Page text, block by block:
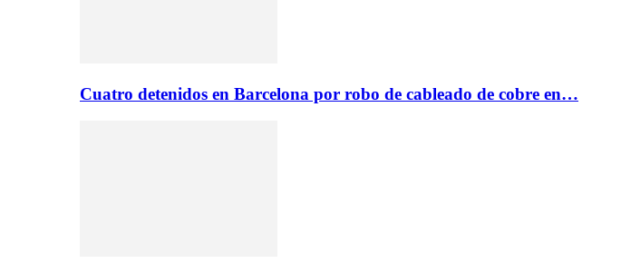
Cuatro detenidos en Barcelona por robo de cableado de cobre en…